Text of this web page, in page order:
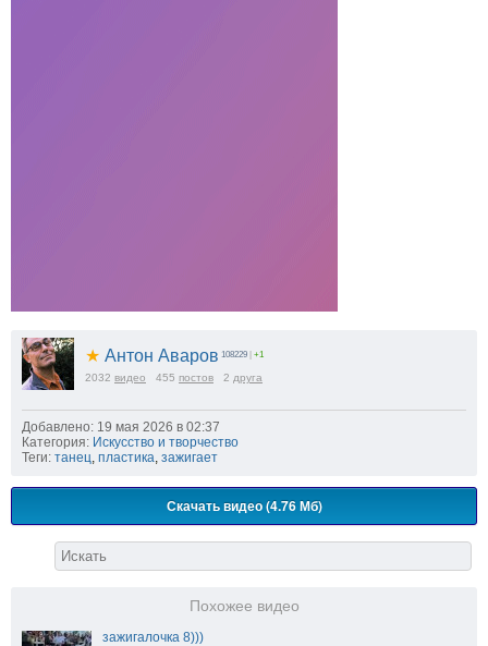
★ Антон Аваров 108229 | +1
2032 видео 455 постов 2 друга
Добавлено: 19 мая 2026 в 02:37
Категория: Искусство и творчество
Теги: танец пластика зажигает
Скачать видео (4.76 Мб)
Похожее видео
зажигалочка 8)))